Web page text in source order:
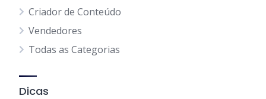
Criador de Conteúdo
Vendedores
Todas as Categorias
Dicas